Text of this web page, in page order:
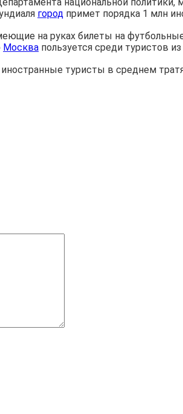
национальной
город примет порядка 1 млн
на руках билеты на
Москва пользуется среди туристов
туристы в среднем